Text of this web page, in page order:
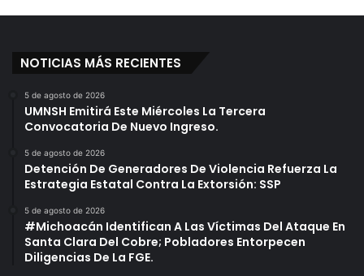
NOTICIAS MÁS RECIENTES
5 de agosto de 2026
UMNSH Emitirá Este Miércoles La Tercera
Convocatoria De Nuevo Ingreso.
5 de agosto de 2026
Detención De Generadores De Violencia Refuerza La
Estrategia Estatal Contra La Extorsión: SSP
5 de agosto de 2026
#Michoacán Identifican A Las Víctimas Del Ataque En
Santa Clara Del Cobre; Pobladores Entorpecen
Diligencias De La FGE.